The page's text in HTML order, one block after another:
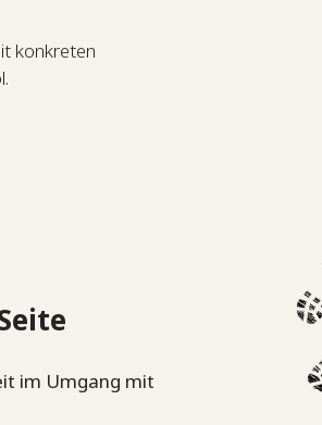
konkreten
im Umgang mit